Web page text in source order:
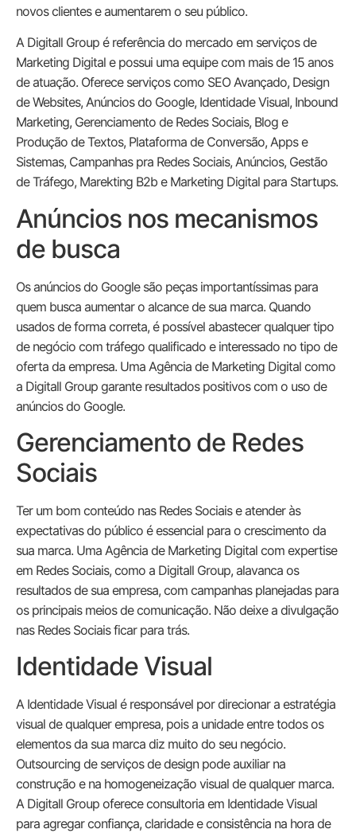
novos clientes e aumentarem o seu público.
A Digitall Group é referência do mercado em serviços de
Marketing Digital e possui uma equipe com mais de 15 anos
de atuação. Oferece serviços como SEO Avançado, Design
de Websites, Anúncios do Google, Identidade Visual, Inbound
Marketing, Gerenciamento de Redes Sociais, Blog e
Produção de Textos, Plataforma de Conversão, Apps e
Sistemas, Campanhas pra Redes Sociais, Anúncios, Gestão
de Tráfego, Marekting B2b e Marketing Digital para Startups.
Anúncios nos mecanismos
de busca
Os anúncios do Google são peças importantíssimas para
quem busca aumentar o alcance de sua marca. Quando
usados de forma correta, é possível abastecer qualquer tipo
de negócio com tráfego qualificado e interessado no tipo de
oferta da empresa. Uma Agência de Marketing Digital como
a Digitall Group garante resultados positivos com o uso de
anúncios do Google.
Gerenciamento de Redes
Sociais
Ter um bom conteúdo nas Redes Sociais e atender às
expectativas do público é essencial para o crescimento da
sua marca. Uma Agência de Marketing Digital com expertise
em Redes Sociais, como a Digitall Group, alavanca os
resultados de sua empresa, com campanhas planejadas para
os principais meios de comunicação. Não deixe a divulgação
nas Redes Sociais ficar para trás.
Identidade Visual
A Identidade Visual é responsável por direcionar a estratégia
visual de qualquer empresa, pois a unidade entre todos os
elementos da sua marca diz muito do seu negócio.
Outsourcing de serviços de design pode auxiliar na
construção e na homogeneização visual de qualquer marca.
A Digitall Group oferece consultoria em Identidade Visual
para agregar confiança, claridade e consistência na hora de